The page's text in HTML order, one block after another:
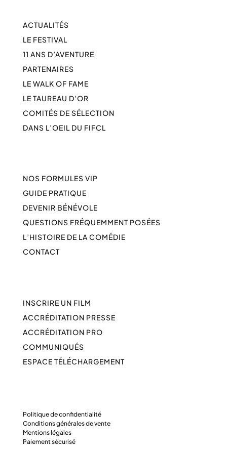
ACTUALITÉS
LE FESTIVAL
11 ANS D’AVENTURE
PARTENAIRES
LE WALK OF FAME
LE TAUREAU D’OR
COMITÉS DE SÉLECTION
DANS L’OEIL DU FIFCL
NOS FORMULES VIP
GUIDE PRATIQUE
DEVENIR BÉNÉVOLE
QUESTIONS FRÉQUEMMENT POSÉES
L’HISTOIRE DE LA COMÉDIE
CONTACT
INSCRIRE UN FILM
ACCRÉDITATION PRESSE
ACCRÉDITATION PRO
COMMUNIQUÉS
ESPACE TÉLÉCHARGEMENT
Politique de confidentialité
Conditions générales de vente
Mentions légales
Paiement sécurisé